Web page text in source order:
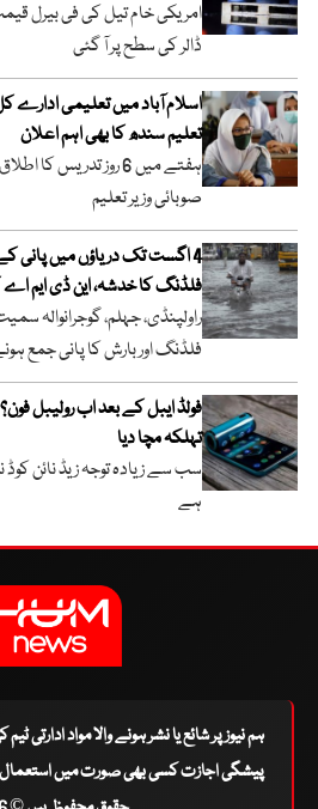
ڈالر کی سطح پر آ گئی
اسلام آباد میں تعلیمی
تعلیم سندھ کا بھی اہم اعلان
ہفتے میں 6 روز تدریس
صوبائی وزیر تعلیم
4 اگست تک دریاؤں میں پانی
فلڈنگ کا خدشہ، این ڈی ایم اے
راولپنڈی، جہلم، گوجرانوالہ
فلڈنگ اور بارش کا پانی جمع
فولڈ ایبل کے بعد اب رولیبل
تہلکہ مچا دیا
سب سے زیادہ توجہ زیڈ نائن
ہے
ہم نیوز پر شائع یا نشر ہونے والا مواد ادارتی
پیشگی اجازت کسی بھی صورت میں استعمال